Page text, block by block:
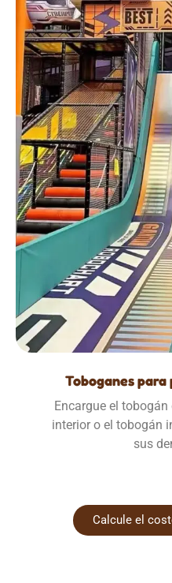
Toboganes
Encargue el
interior o el tobogán
sus
Calcule el